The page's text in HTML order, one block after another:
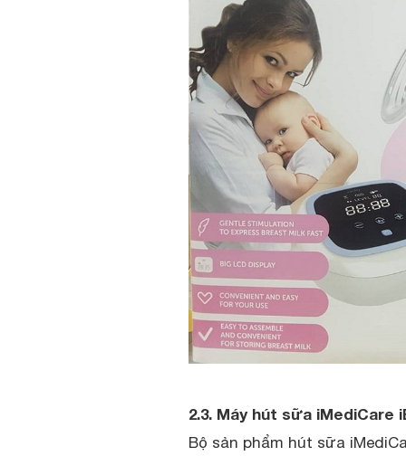
2.3. Máy hút sữa iMediCare
Bộ sản phẩm hút sữa